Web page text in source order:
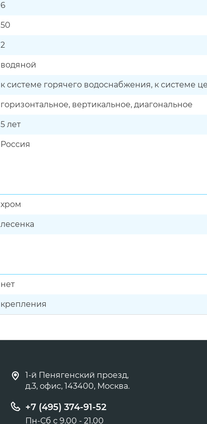
6
50
2
водяной
к системе горячего водоснабжения, к системе
горизонтальное, вертикальное, диагональное
5 лет
Россия
хром
лесенка
нет
крепления
1-й Пенягенский проезд,
д.3, офис, 143400, Москва.
+7 (495) 374-91-52
Пн-Сб с 9.00 - 21.00